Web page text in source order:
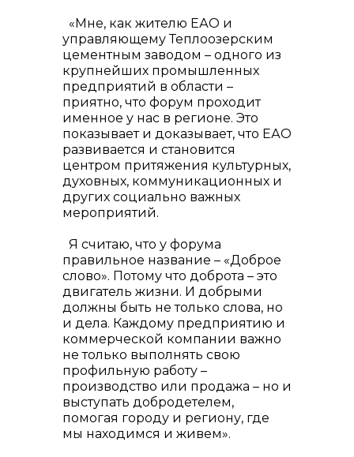
+7 (423) 234 50 50
info@vostokcement.ru
«Мне, как жителю ЕАО и
управляющему Теплоозерским
цементным заводом – одного из
крупнейших промышленных
предприятий в области –
приятно, что форум проходит
именное у нас в регионе. Это
показывает и доказывает, что ЕАО
развивается и становится
центром притяжения культурных,
духовных, коммуникационных и
других социально важных
мероприятий.
Я считаю, что у форума
правильное название – «Доброе
слово». Потому что доброта – это
двигатель жизни. И добрыми
должны быть не только слова, но
и дела. Каждому предприятию и
коммерческой компании важно
не только выполнять свою
профильную работу –
производство или продажа – но и
выступать добродетелем,
помогая городу и региону, где
мы находимся и живем».